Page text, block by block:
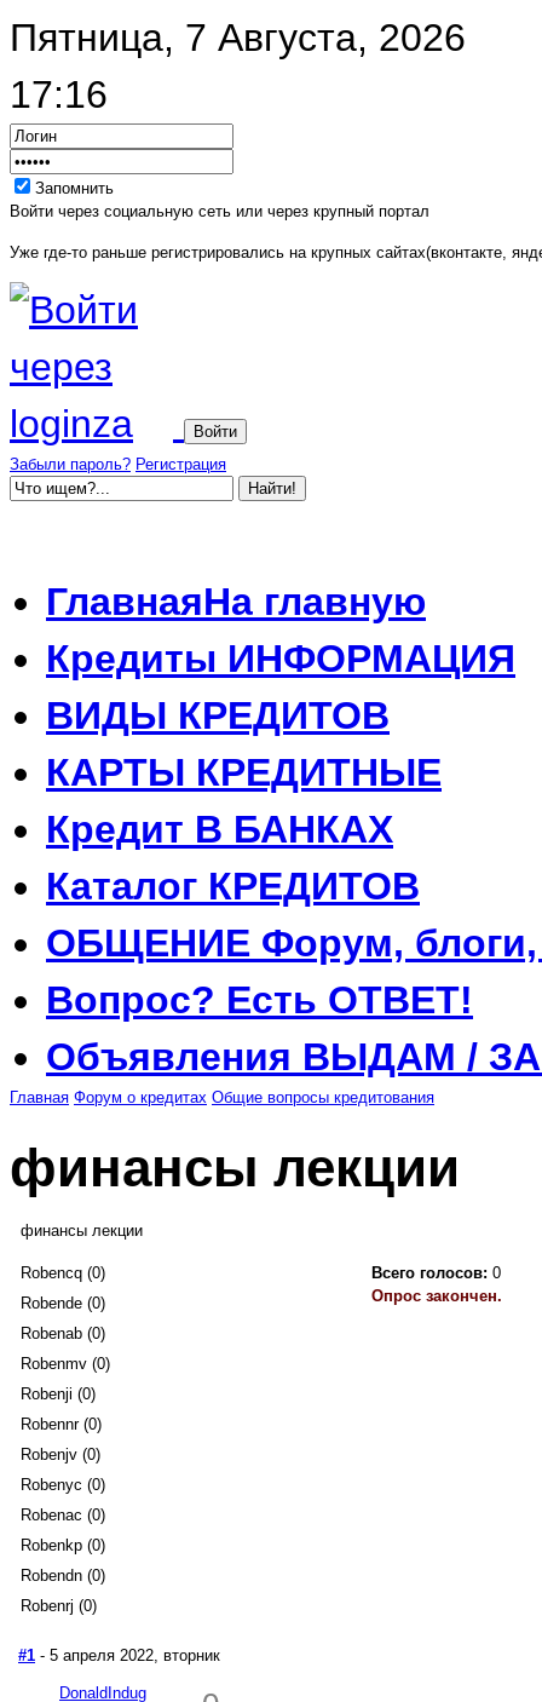
Пятница, 7 Августа, 2026
17:16
Запомнить
Войти через социальную сеть или через крупный портал
Уже где-то раньше регистрировались на крупных сайтах(вконтакте,
Забыли пароль? Регистрация
ГлавнаяНа главную
Кредиты ИНФОРМАЦИЯ
ВИДЫ КРЕДИТОВ
КАРТЫ КРЕДИТНЫЕ
Кредит В БАНКАХ
Каталог КРЕДИТОВ
ОБЩЕНИЕ Форум,
Вопрос? Есть ОТВЕТ!
Объявления ВЫДАМ /
Главная Форум о кредитах Общие вопросы кредитования
финансы лекции
финансы лекции
Robencq (0)
Robende (0)
Robenab (0)
Robenmv (0)
Robenji (0)
Robennr (0)
Robenjv (0)
Robenyc (0)
Robenac (0)
Robenkp (0)
Robendn (0)
Robenrj (0)
Всего голосов: 0
Опрос закончен.
#1 - 5 апреля 2022, вторник
DonaldIndug